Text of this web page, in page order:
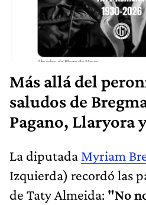
Más allá del
saludos de
Pagano, Llaryora
La diputada Myriam
Izquierda) recordó las
de Taty Almeida: "No